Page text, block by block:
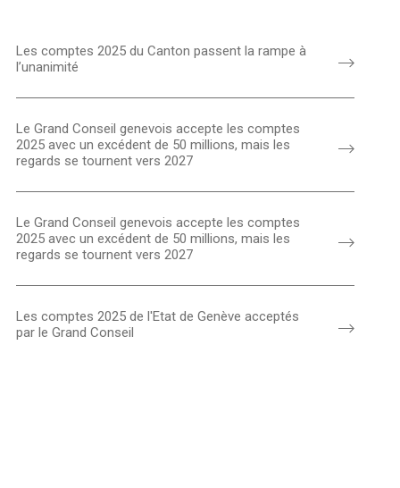
Les comptes 2025 du Canton passent la rampe à
l’unanimité
Le Grand Conseil genevois accepte les comptes
2025 avec un excédent de 50 millions, mais les
regards se tournent vers 2027
Le Grand Conseil genevois accepte les comptes
2025 avec un excédent de 50 millions, mais les
regards se tournent vers 2027
Les comptes 2025 de l'Etat de Genève acceptés
par le Grand Conseil